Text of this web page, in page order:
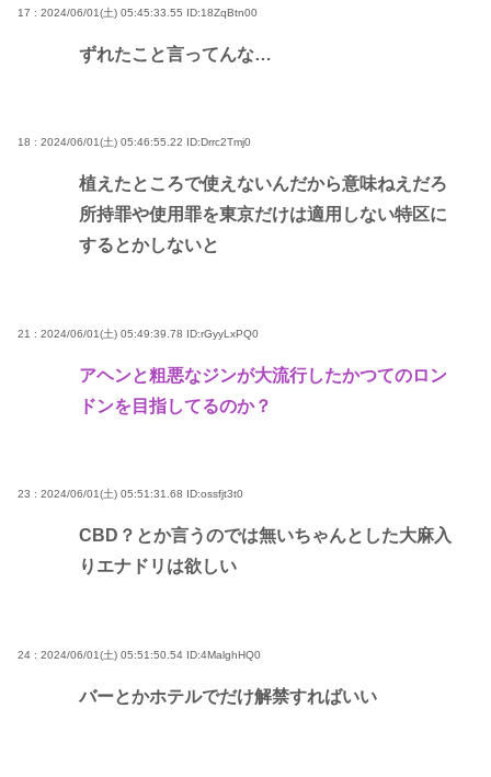
17 : 2024/06/01(土) 05:45:33.55 ID:18ZqBtn00
ずれたこと言ってんな…
18 : 2024/06/01(土) 05:46:55.22 ID:Drrc2Tmj0
植えたところで使えないんだから意味ねえだろ
所持罪や使用罪を東京だけは適用しない特区に
するとかしないと
21 : 2024/06/01(土) 05:49:39.78 ID:rGyyLxPQ0
アヘンと粗悪なジンが大流行したかつてのロン
ドンを目指してるのか？
23 : 2024/06/01(土) 05:51:31.68 ID:ossfjt3t0
CBD？とか言うのでは無いちゃんとした大麻入
りエナドリは欲しい
24 : 2024/06/01(土) 05:51:50.54 ID:4MalghHQ0
バーとかホテルでだけ解禁すればいい